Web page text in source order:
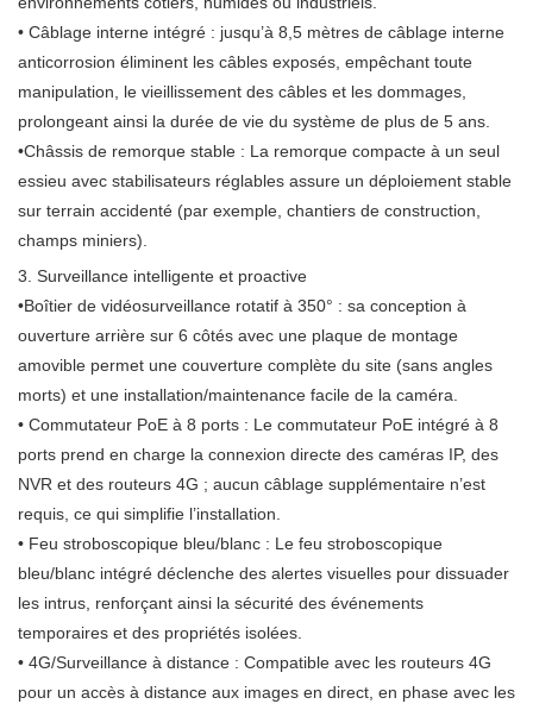
• Câblage interne intégré : jusqu’à 8,5 mètres de câblage interne
anticorrosion éliminent les câbles exposés, empêchant toute
manipulation, le vieillissement des câbles et les dommages,
prolongeant ainsi la durée de vie du système de plus de 5 ans.
•Châssis de remorque stable : La remorque compacte à un seul
essieu avec stabilisateurs réglables assure un déploiement stable
sur terrain accidenté (par exemple, chantiers de construction,
champs miniers).
3. Surveillance intelligente et proactive
•Boîtier de vidéosurveillance rotatif à 350° : sa conception à
ouverture arrière sur 6 côtés avec une plaque de montage
amovible permet une couverture complète du site (sans angles
morts) et une installation/maintenance facile de la caméra.
• Commutateur PoE à 8 ports : Le commutateur PoE intégré à 8
ports prend en charge la connexion directe des caméras IP, des
NVR et des routeurs 4G ; aucun câblage supplémentaire n’est
requis, ce qui simplifie l’installation.
• Feu stroboscopique bleu/blanc : Le feu stroboscopique
bleu/blanc intégré déclenche des alertes visuelles pour dissuader
les intrus, renforçant ainsi la sécurité des événements
temporaires et des propriétés isolées.
• 4G/Surveillance à distance : Compatible avec les routeurs 4G
pour un accès à distance aux images en direct, en phase avec les